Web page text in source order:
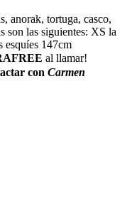
anorak, tortuga, casco,
son las siguientes: XS la
esquíes 147cm
al llamar!
con Carmen